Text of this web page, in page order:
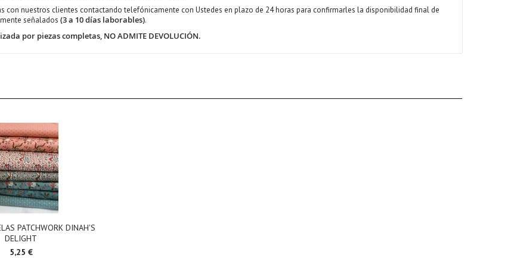
con nuestros clientes contactando telefónicamente con Ustedes en plazo de 24 horas para confirmarles la disponibilidad final de
señalados (3 a 10 días laborables).
por piezas completas, NO ADMITE DEVOLUCIÓN.
PATCHWORK DINAH'S
DELIGHT
5,25 €